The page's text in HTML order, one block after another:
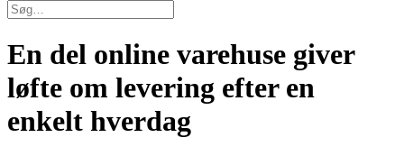
En del online varehuse giver
løfte om levering efter en
enkelt hverdag